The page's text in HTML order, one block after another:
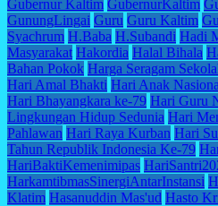
Gubernur Kaltim GubernurKaltim
GunungLingai Guru Guru Kaltim
Syachrum H.Baba H.Subandi Hadi
Masyarakat Hakordia Halal Bihala
Bahan Pokok Harga Seragam
Hari Amal Bhakti Hari Anak
Hari Bhayangkara ke-79 Hari Guru
Lingkungan Hidup Sedunia Hari
Pahlawan Hari Raya Kurban Hari
Tahun Republik Indonesia Ke-79
HariBaktiKemenimipas
HarkamtibmasSinergiAntarInstansi
Klatim Hasanuddin Mas'ud Hasto